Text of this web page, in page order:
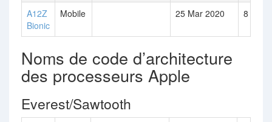
A12Z
Bionic
Mobile 25 Mar 2020 8
Noms de code d’architecture
des processeurs Apple
Everest/Sawtooth